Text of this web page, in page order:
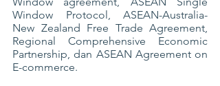
Window Protocol, ASEAN-Australia-
New Zealand Free Trade Agreement,
Regional Comprehensive Economic
Partnership, dan ASEAN Agreement on
E-commerce.